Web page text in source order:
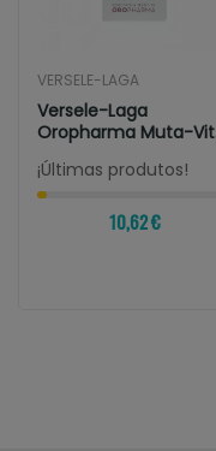
VERSELE-LAGA
Versele-Laga
Oropharma Muta-Vit
Mezcla De Vitaminas...
¡Últimas produtos!
10,62 €